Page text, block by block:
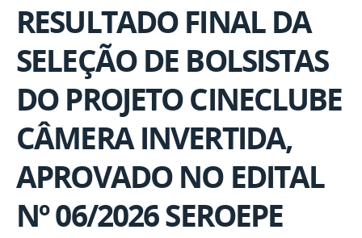
RESULTADO FINAL DA
SELEÇÃO DE BOLSISTAS
DO PROJETO CINECLUBE
CÂMERA INVERTIDA,
APROVADO NO EDITAL
Nº 06/2026 SEROEPE